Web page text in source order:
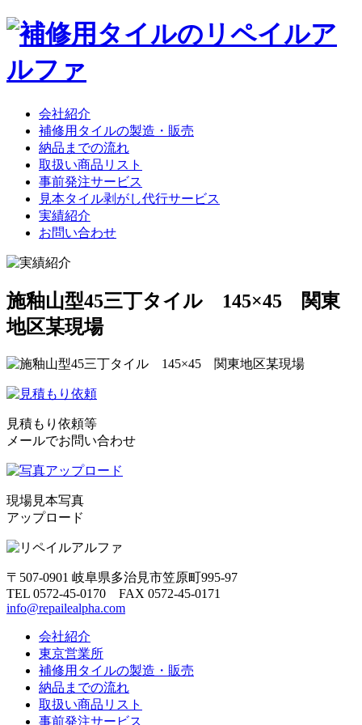
会社紹介
補修用タイルの製造・販売
納品までの流れ
取扱い商品リスト
事前発注サービス
見本タイル剥がし代行サービス
実績紹介
お問い合わせ
施釉山型45三丁タイル 145×45 関東
地区某現場
見積もり依頼等
メールでお問い合わせ
現場見本写真
アップロード
〒507-0901 岐阜県多治見市笠原町995-97
TEL 0572-45-0170 FAX 0572-45-0171
info@repailealpha.com
会社紹介
東京営業所
補修用タイルの製造・販売
納品までの流れ
取扱い商品リスト
事前発注サービス